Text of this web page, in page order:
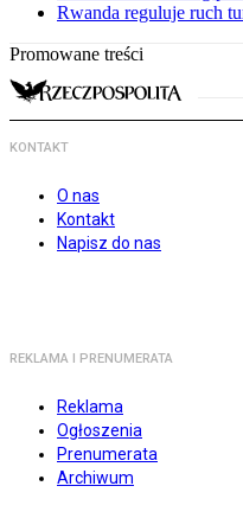
Rwanda reguluje ruch
Promowane treści
KONTAKT
O nas
Kontakt
Napisz do nas
REKLAMA I PRENUMERATA
Reklama
Ogłoszenia
Prenumerata
Archiwum